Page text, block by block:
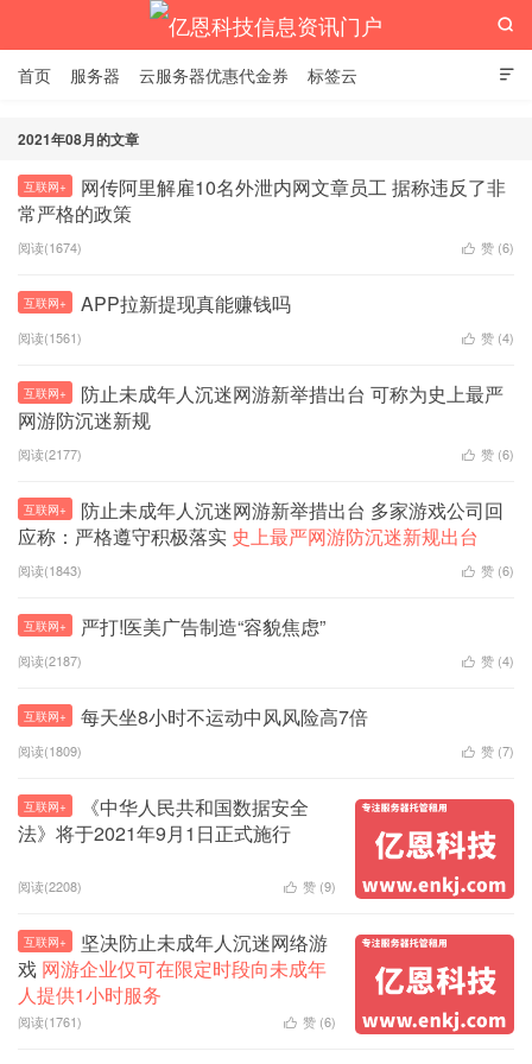
亿恩科技信息资讯门户

首页 服务器 云服务器优惠代金券 标签云

2021年08月的文章
互联网+
网传阿里解雇10名外泄内网文章员工 据称违反了非
常严格的政策
阅读(1674)  赞 (6)
互联网+ APP拉新提现真能赚钱吗
阅读(1561)  赞 (4)
互联网+
防止未成年人沉迷网游新举措出台 可称为史上最严
网游防沉迷新规
阅读(2177)  赞 (6)
互联网+
防止未成年人沉迷网游新举措出台 多家游戏公司回
应称：严格遵守积极落实 史上最严网游防沉迷新规出台
阅读(1843)  赞 (6)
互联网+ 严打!医美广告制造“容貌焦虑”
阅读(2187)  赞 (4)
互联网+ 每天坐8小时不运动中风风险高7倍
阅读(1809)  赞 (7)
互联网+
《中华人民共和国数据安全
法》将于2021年9月1日正式施行
阅读(2208)  赞 (9)
互联网+
坚决防止未成年人沉迷网络游
戏 网游企业仅可在限定时段向未成年
人提供1小时服务
阅读(1761)  赞 (6)